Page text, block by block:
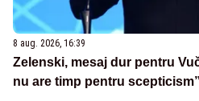
8 aug. 2026, 16:39
Zelenski, mesaj dur pentru
nu are timp pentru scepticism”